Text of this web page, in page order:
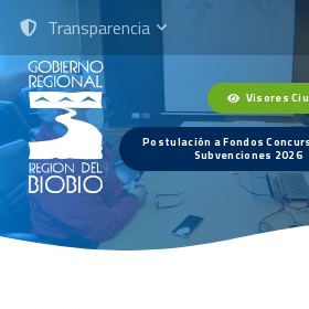
Transparencia
Visores
Postulación a Fondos
Subvenciones 2026